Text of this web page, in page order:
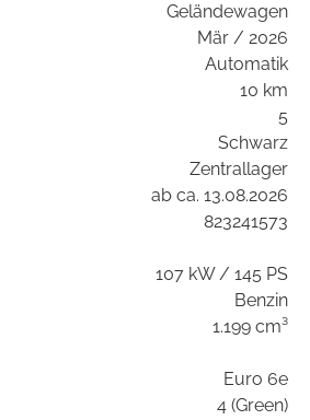
Geländewagen
Mär / 2026
Automatik
10 km
5
Schwarz
Zentrallager
ab ca. 13.08.2026
823241573
107 kW / 145 PS
Benzin
1.199 cm³
Euro 6e
4 (Green)